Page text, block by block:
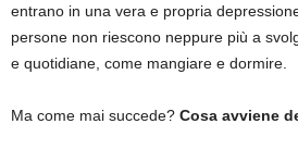
entrano in una vera e propria
persone non riescono neppure più a
e quotidiane, come mangiare e dormire.
Ma come mai succede? Cosa avviene